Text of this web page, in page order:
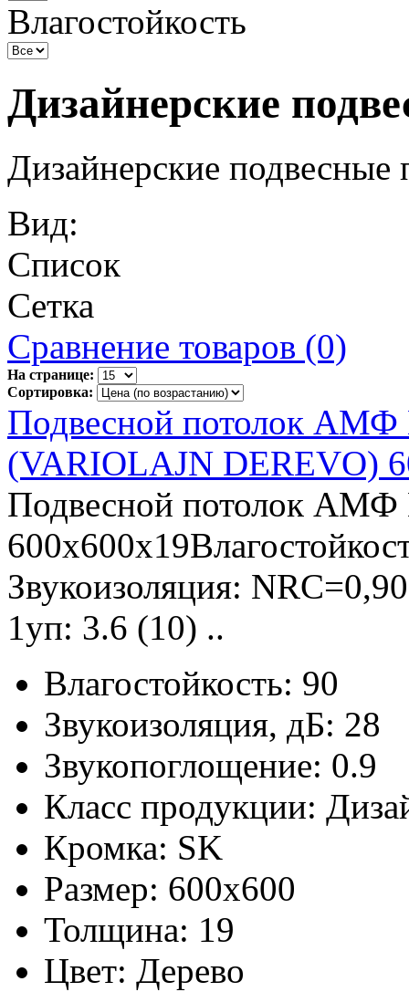
Влагостойкость
Дизайнерские
Дизайнерские
Вид:
Список
Сетка
Сравнение товаров (0)
На странице:
Сортировка:
Подвесной потолок
(VARIOLAJN DEREVO)
Подвесной потолок
Звукоизоляция:
1уп: 3.6 (10) ..
Влагостойкость: 90
Звукоизоляция, дБ: 28
Звукопоглощение: 0.9
Класс продукции:
Кромка: SK
Размер: 600x600
Толщина: 19
Цвет: Дерево